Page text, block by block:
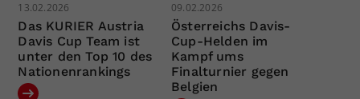
13.02.2026
Das KURIER Austria
Davis Cup Team ist
unter den Top 10 des
Nationenrankings
09.02.2026
Österreichs Davis-
Cup-Helden im
Kampf ums
Finalturnier gegen
Belgien